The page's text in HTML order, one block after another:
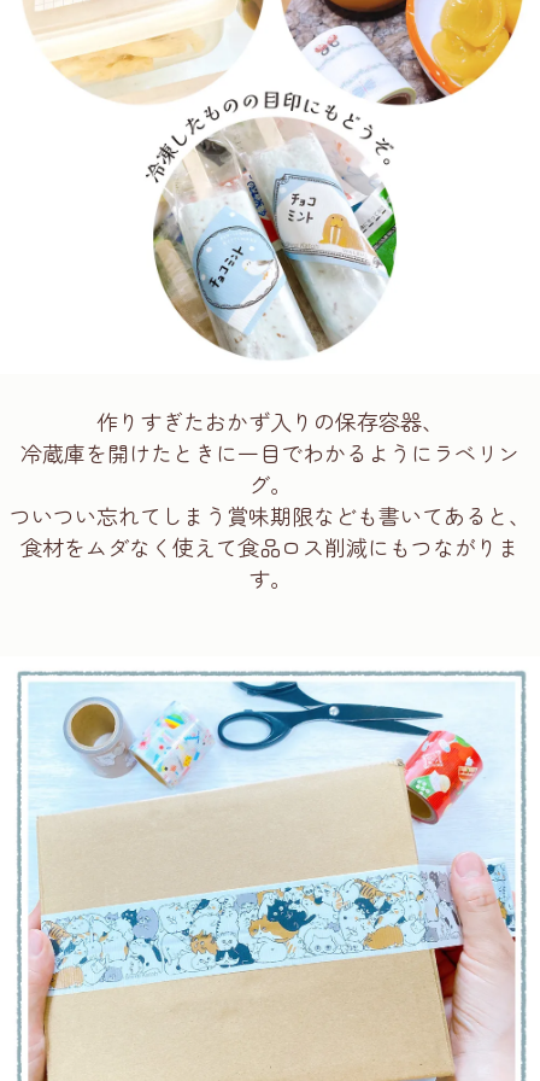
作りすぎたおかず入りの保存容器、
冷蔵庫を開けたときに一目でわかるようにラベリン
グ。
ついつい忘れてしまう賞味期限なども書いてあると、
食材をムダなく使えて食品ロス削減にもつながりま
す。